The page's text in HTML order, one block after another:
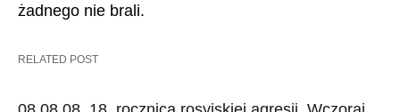
żadnego nie brali.
RELATED POST